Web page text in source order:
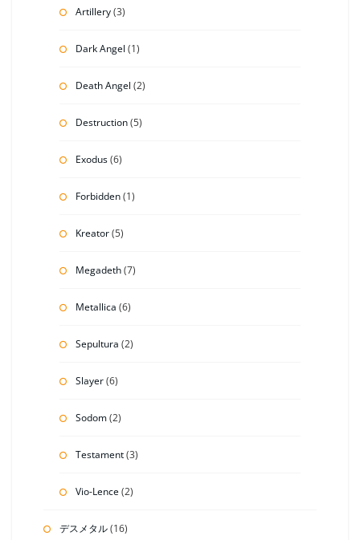
Artillery(3)
Dark Angel (1)
Death Angel (2)
Destruction(5)
Exodus(6)
Forbidden(1)
Kreator(5)
Megadeth(7)
Metallica (6)
Sepultura (2)
Slayer(6)
Sodom(2)
Testament(3)
Vio-Lence(2)
デスメタル(16)